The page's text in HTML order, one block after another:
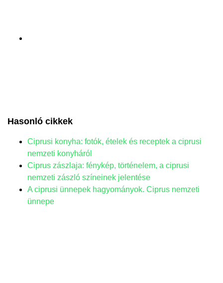
Hasonló cikkek
Ciprusi konyha: fotók, ételek és receptek a ciprusi
nemzeti konyháról
Ciprus zászlaja: fénykép, történelem, a ciprusi
nemzeti zászló színeinek jelentése
A ciprusi ünnepek hagyományok. Ciprus nemzeti
ünnepe